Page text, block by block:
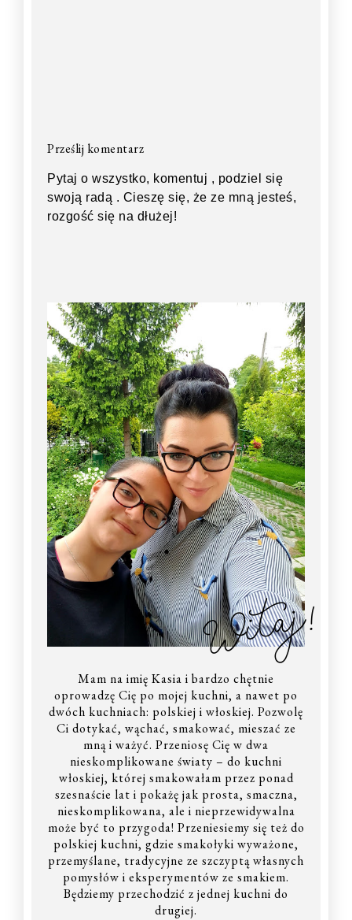
Prześlij komentarz
Pytaj o wszystko, komentuj , podziel się
swoją radą . Cieszę się, że ze mną jesteś,
rozgość się na dłużej!
Witaj!
Mam na imię Kasia i bardzo chętnie
oprowadzę Cię po mojej kuchni, a nawet po
dwóch kuchniach: polskiej i włoskiej. Pozwolę
Ci dotykać, wąchać, smakować, mieszać ze
mną i ważyć. Przeniosę Cię w dwa
nieskomplikowane światy – do kuchni
włoskiej, której smakowałam przez ponad
szesnaście lat i pokażę jak prosta, smaczna,
nieskomplikowana, ale i nieprzewidywalna
może być to przygoda! Przeniesiemy się też do
polskiej kuchni, gdzie smakołyki wyważone,
przemyślane, tradycyjne ze szczyptą własnych
pomysłów i eksperymentów ze smakiem.
Będziemy przechodzić z jednej kuchni do
drugiej.